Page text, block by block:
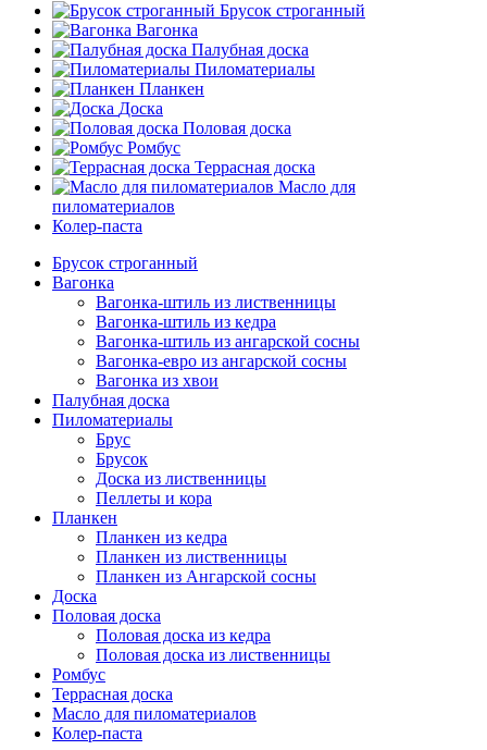
Брусок строганный
Вагонка
Палубная доска
Пиломатериалы
Планкен
Доска
Половая доска
Ромбус
Террасная доска
Масло для
пиломатериалов
Колер-паста
Брусок строганный
Вагонка
Вагонка-штиль из лиственницы
Вагонка-штиль из кедра
Вагонка-штиль из ангарской сосны
Вагонка-евро из ангарской сосны
Вагонка из хвои
Палубная доска
Пиломатериалы
Брус
Брусок
Доска из лиственницы
Пеллеты и кора
Планкен
Планкен из кедра
Планкен из лиственницы
Планкен из Ангарской сосны
Доска
Половая доска
Половая доска из кедра
Половая доска из лиственницы
Ромбус
Террасная доска
Масло для пиломатериалов
Колер-паста